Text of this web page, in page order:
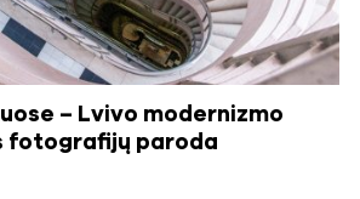
– Lvivo modernizmo
fotografijų paroda